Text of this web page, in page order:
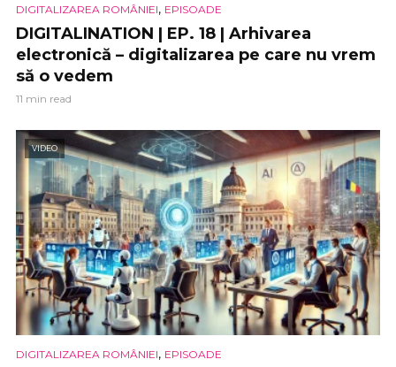
DIGITALIZAREA ROMÂNIEI, EPISOADE
DIGITALINATION | EP. 18 | Arhivarea
electronică – digitalizarea pe care nu vrem
să o vedem
11 min read
VIDEO
DIGITALIZAREA ROMÂNIEI, EPISOADE